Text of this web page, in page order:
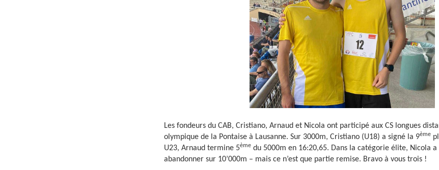
Les fondeurs du CAB, Cristiano, Arnaud et Nicola ont participé aux CS longues
olympique de la Pontaise à Lausanne. Sur 3000m, Cristiano (U18) a signé la 9ème
U23, Arnaud termine 5èmedu 5000m en 16:20,65. Dans la catégorie élite, Nicola
abandonner sur 10’000m – mais ce n’est que partie remise. Bravo à vous trois !